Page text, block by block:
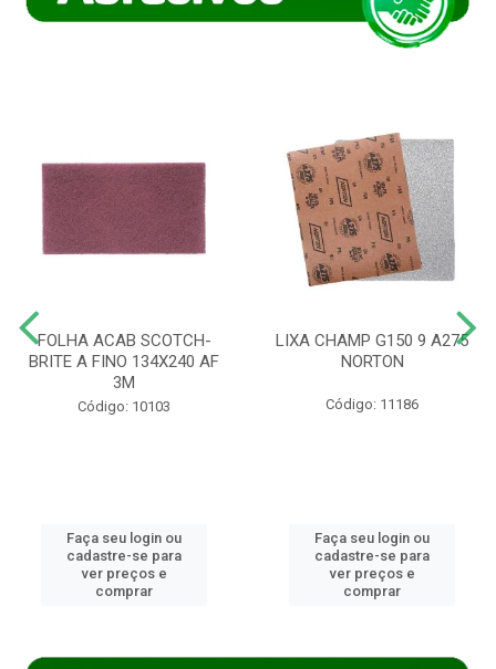
FOLHA ACAB SCOTCH-
BRITE A FINO 134X240 AF
3M
Código: 10103
Faça seu login ou
cadastre-se para
ver preços e
comprar
LIXA CHAMP G150 9 A275
NORTON
Código: 11186
Faça seu login ou
cadastre-se para
ver preços e
comprar